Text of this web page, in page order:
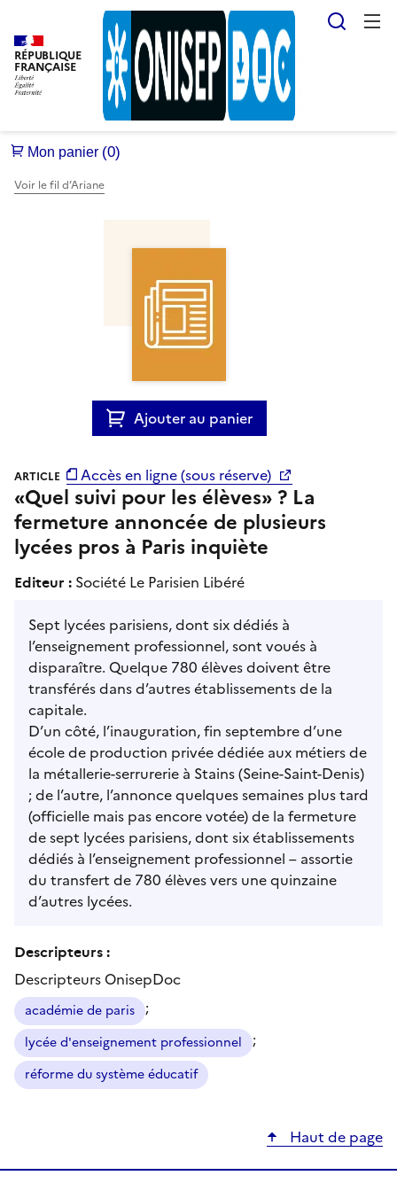
RÉPUBLIQUE
FRANÇAISE
Voir le fil d’Ariane
Ajouter au panier
Accès en ligne (sous réserve)
ARTICLE
«Quel suivi pour les élèves» ? La
fermeture annoncée de plusieurs
lycées pros à Paris inquiète
Editeur : Société Le Parisien Libéré
Sept lycées parisiens, dont six dédiés à
l’enseignement professionnel, sont voués à
disparaître. Quelque 780 élèves doivent être
transférés dans d’autres établissements de la
capitale.
D’un côté, l’inauguration, fin septembre d’une
école de production privée dédiée aux métiers de
la métallerie-serrurerie à Stains (Seine-Saint-Denis)
; de l’autre, l’annonce quelques semaines plus tard
(officielle mais pas encore votée) de la fermeture
de sept lycées parisiens, dont six établissements
dédiés à l’enseignement professionnel – assortie
du transfert de 780 élèves vers une quinzaine
d’autres lycées.
Descripteurs :
Descripteurs OnisepDoc
académie de paris ;
lycée d'enseignement professionnel ;
réforme du système éducatif
Haut de page